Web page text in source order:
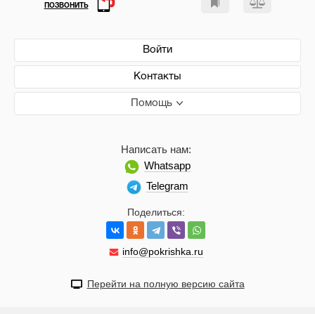
Войти
Контакты
Помощь
Поделиться:
info@pokrishka.ru
Написать нам:
Whatsapp
Telegram
ПОЗВОНИТЬ
Перейти на полную версию сайта